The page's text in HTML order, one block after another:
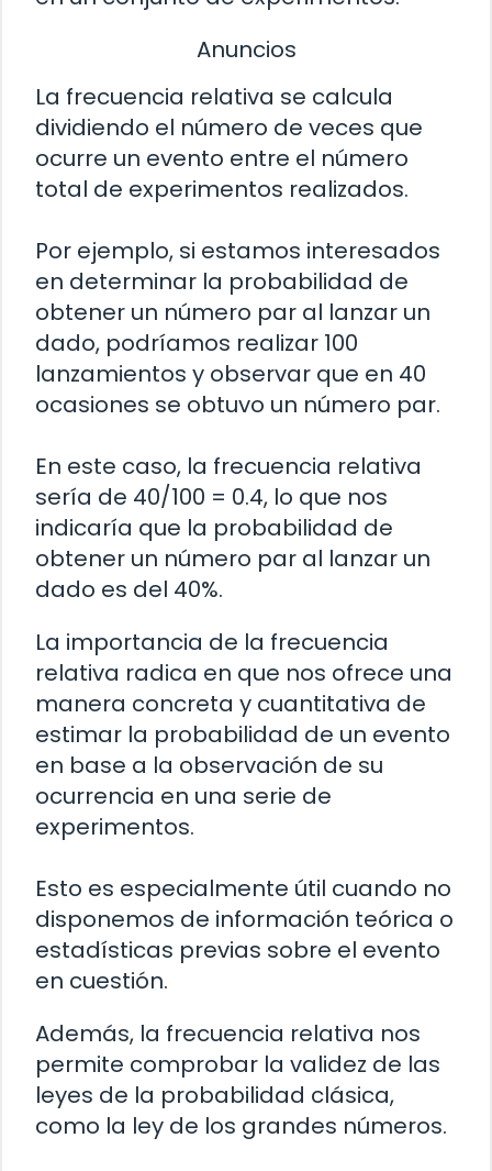
Anuncios
La frecuencia relativa se calcula
dividiendo el número de veces que
ocurre un evento entre el número
total de experimentos realizados.
Por ejemplo, si estamos interesados
en determinar la probabilidad de
obtener un número par al lanzar un
dado, podríamos realizar 100
lanzamientos y observar que en 40
ocasiones se obtuvo un número par.
En este caso, la frecuencia relativa
sería de 40/100 = 0.4, lo que nos
indicaría que la probabilidad de
obtener un número par al lanzar un
dado es del 40%.
La importancia de la frecuencia
relativa radica en que nos ofrece una
manera concreta y cuantitativa de
estimar la probabilidad de un evento
en base a la observación de su
ocurrencia en una serie de
experimentos.
Esto es especialmente útil cuando no
disponemos de información teórica o
estadísticas previas sobre el evento
en cuestión.
Además, la frecuencia relativa nos
permite comprobar la validez de las
leyes de la probabilidad clásica,
como la ley de los grandes números.